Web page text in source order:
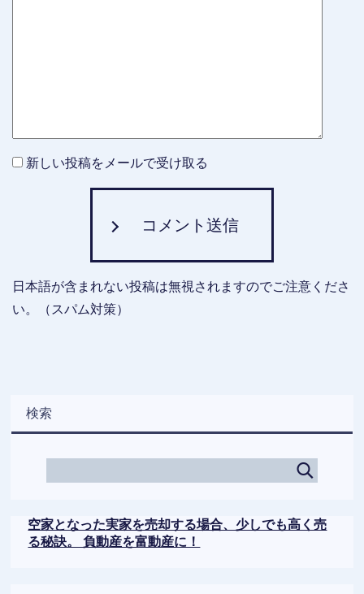
新しい投稿をメールで受け取る
コメント送信
日本語が含まれない投稿は無視されますのでご注意くださ
い。（スパム対策）
検索
空家となった実家を売却する場合、少しでも高く売
る秘訣。 負動産を富動産に！